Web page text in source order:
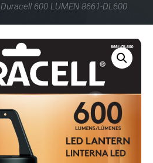
Duracell 600 LUMEN 8661-DL600